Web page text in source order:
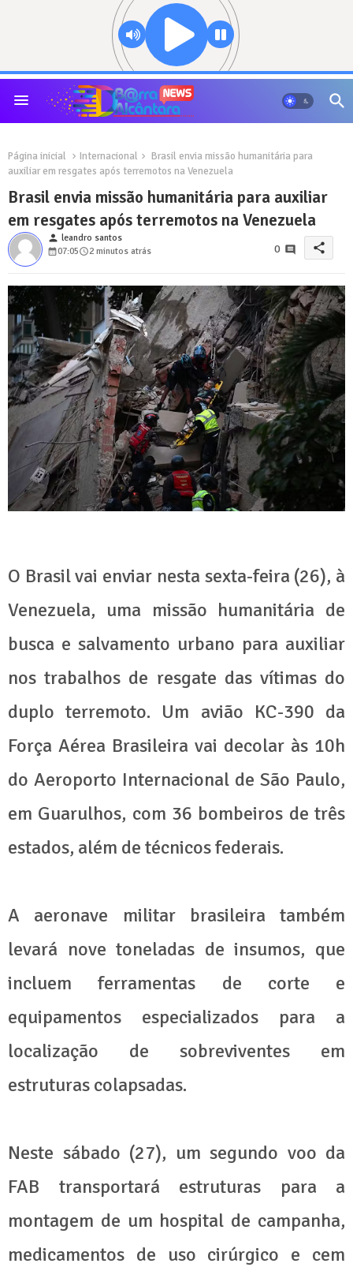
Página inicial Internacional
Brasil envia missão humanitária para
auxiliar em resgates após terremotos na Venezuela
Brasil envia missão humanitária para auxiliar
em resgates após terremotos na Venezuela
person leandro santos
07:05
2 minutos atrás 0 share
O Brasil vai enviar nesta sexta-feira (26), à
Venezuela, uma missão humanitária de
busca e salvamento urbano para auxiliar
nos trabalhos de resgate das vítimas do
duplo terremoto. Um avião KC-390 da
Força Aérea Brasileira vai decolar às 10h
do Aeroporto Internacional de São Paulo,
em Guarulhos, com 36 bombeiros de três
estados, além de técnicos federais.
A aeronave militar brasileira também
levará nove toneladas de insumos, que
incluem ferramentas de corte e
equipamentos especializados para a
localização de sobreviventes em
estruturas colapsadas.
Neste sábado (27), um segundo voo da
FAB transportará estruturas para a
montagem de um hospital de campanha,
medicamentos de uso cirúrgico e cem